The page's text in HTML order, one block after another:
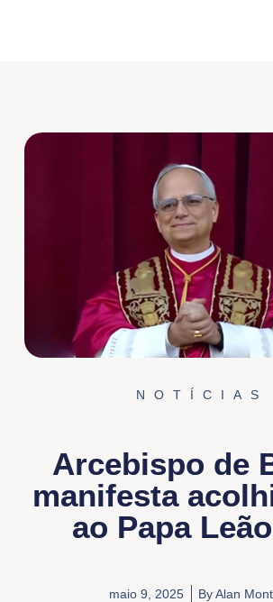
NOTÍCIAS
Arcebispo de
manifesta
ao Papa
maio 9, 2025 ByAlan